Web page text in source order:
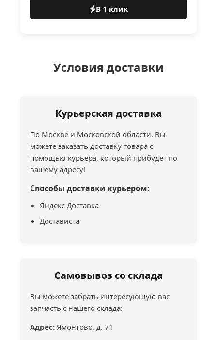
В 1 клик
Условия доставки
Курьерская доставка
По Москве и Московской области. Вы
можете заказать доставку товара с
помощью курьера, который прибудет по
вашему адресу!
Способы доставки курьером:
Яндекс Доставка
Достависта
Самовывоз со склада
Вы можете забрать интересующую вас
запчасть с нашего склада:
Адрес: Ямонтово, д. 71